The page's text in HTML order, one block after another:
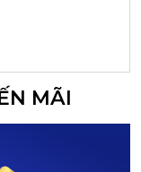
MÃI